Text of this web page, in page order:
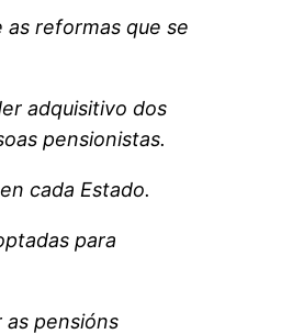
reformas que se
adquisitivo dos
pensionistas.
cada Estado.
para
pensións